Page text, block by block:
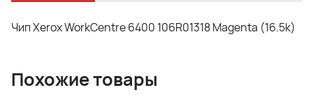
Чип Xerox WorkCentre 6400 106R01318 Magenta (16.5k)
Похожие товары